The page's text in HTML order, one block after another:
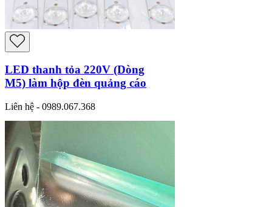
LED thanh tỏa 220V (Dòng
M5) làm hộp đèn quảng cáo
Liên hệ - 0989.067.368